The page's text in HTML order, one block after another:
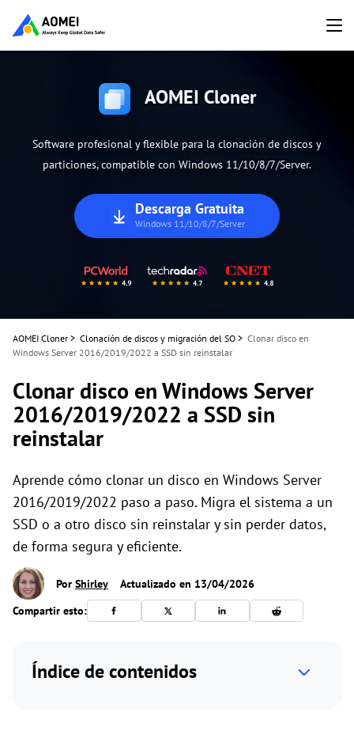
AOMEI Cloner
Software profesional y flexible para la clonación de discos y
particiones, compatible con Windows 11/10/8/7/Server.
Descarga Gratuita
Windows 11/10/8/7/Server
AOMEI Cloner > Clonación de discos y migración del SO > Clonar disco en
Windows Server 2016/2019/2022 a SSD sin reinstalar
Clonar disco en Windows Server
2016/2019/2022 a SSD sin
reinstalar
Aprende cómo clonar un disco en Windows Server
2016/2019/2022 paso a paso. Migra el sistema a un
SSD o a otro disco sin reinstalar y sin perder datos,
de forma segura y eficiente.
Por Shirley
Actualizado en 13/04/2026
Compartir esto:
Índice de contenidos